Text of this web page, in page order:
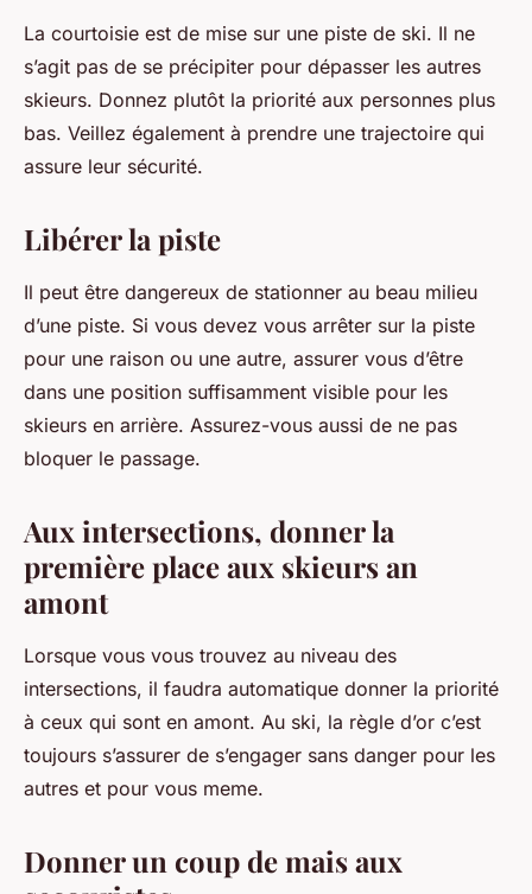
La courtoisie est de mise sur une piste de ski. Il ne
s’agit pas de se précipiter pour dépasser les autres
skieurs. Donnez plutôt la priorité aux personnes plus
bas. Veillez également à prendre une trajectoire qui
assure leur sécurité.
Libérer la piste
Il peut être dangereux de stationner au beau milieu
d’une piste. Si vous devez vous arrêter sur la piste
pour une raison ou une autre, assurer vous d’être
dans une position suffisamment visible pour les
skieurs en arrière. Assurez-vous aussi de ne pas
bloquer le passage.
Aux intersections, donner la
première place aux skieurs an
amont
Lorsque vous vous trouvez au niveau des
intersections, il faudra automatique donner la priorité
à ceux qui sont en amont. Au ski, la règle d’or c’est
toujours s’assurer de s’engager sans danger pour les
autres et pour vous meme.
Donner un coup de mais aux